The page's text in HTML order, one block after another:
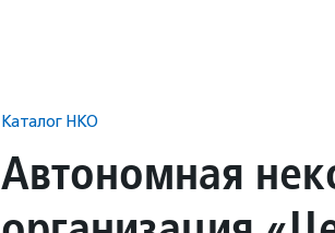
Каталог НКО
Автономная